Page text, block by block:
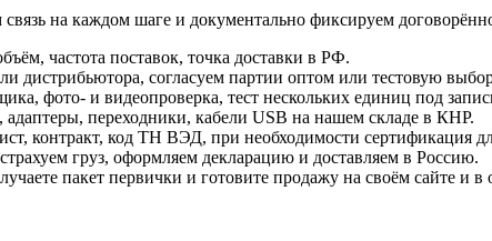
на каждом шаге и документально фиксируем
частота поставок, точка доставки в РФ.
дистрибьютора, согласуем партии оптом или тестовую
фото‑ и видеопроверка, тест нескольких единиц под
переходники, кабели USB на нашем складе в КНР.
контракт, код ТН ВЭД, при необходимости сертификация
груз, оформляем декларацию и доставляем в Россию.
пакет первички и готовите продажу на своём сайте и в